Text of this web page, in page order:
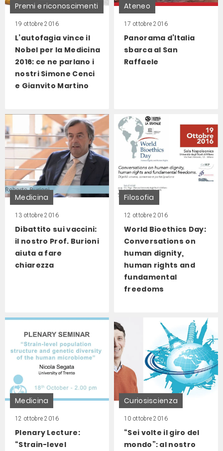
Premi e riconoscimenti
19 ottobre 2016
L’autofagia vince il
Nobel per la Medicina
2016: ce ne parlano i
nostri Simone Cenci
e Gianvito Martino
Ateneo
17 ottobre 2016
Panorama d’Italia
sbarca al San
Raffaele
Medicina
13 ottobre 2016
Dibattito sui vaccini:
il nostro Prof. Burioni
aiuta a fare
chiarezza
Filosofia
12 ottobre 2016
World Bioethics Day:
Conversations on
human dignity,
human rights and
fundamental
freedoms
Medicina
12 ottobre 2016
Plenary Lecture:
“Strain-level
Curiosiscienza
10 ottobre 2016
“Sei volte il giro del
mondo”: al nostro